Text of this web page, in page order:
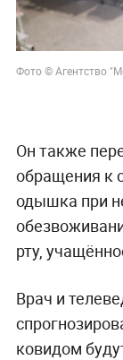
Фото © Агентство
Он также
обращения к
одышка при
рту,
Врач и
ковидом